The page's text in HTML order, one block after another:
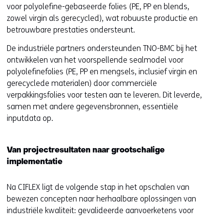
e
n
t
n
n
i
e
u
w
n
r
)
(
voor polyolefine-gebaseerde folies (PE, PP en blends,
zowel virgin als gerecycled), wat robuuste productie en
betrouwbare prestaties ondersteunt.
De industriële partners ondersteunden TNO-BMC bij het
ontwikkelen van het voorspellende sealmodel voor
polyolefinefolies (PE, PP en mengsels, inclusief virgin en
gerecyclede materialen) door commerciële
verpakkingsfolies voor testen aan te leveren. Dit leverde,
samen met andere gegevensbronnen, essentiële
inputdata op.
Van projectresultaten naar grootschalige
implementatie
Na CIFLEX ligt de volgende stap in het opschalen van
bewezen concepten naar herhaalbare oplossingen van
industriële kwaliteit: gevalideerde aanvoerketens voor